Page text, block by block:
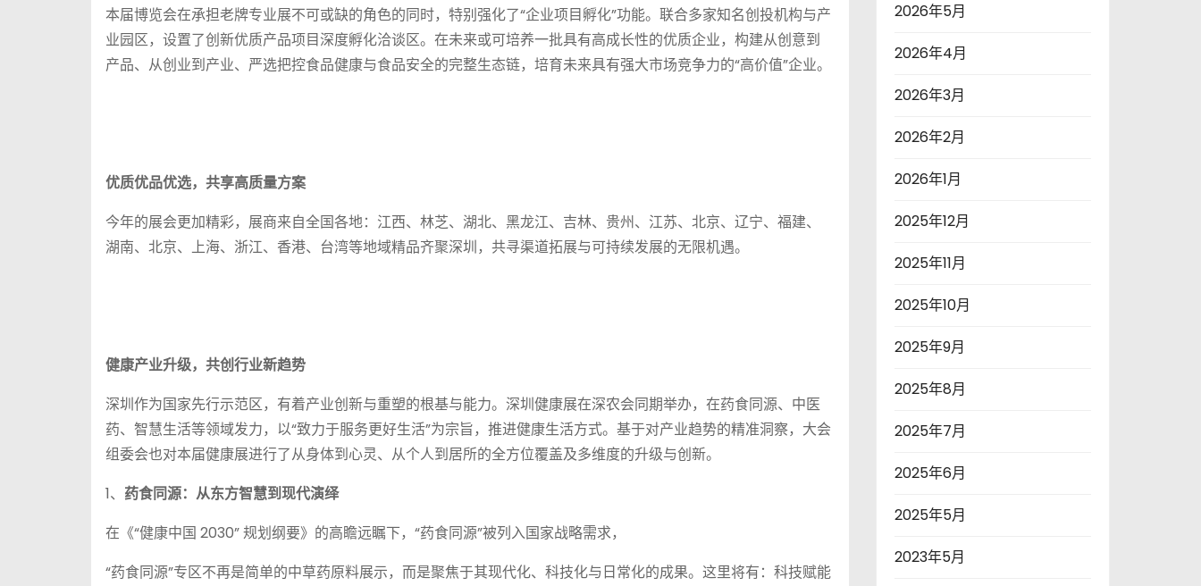
本届博览会在承担老牌专业展不可或缺的角色的同时，特别强化了“企业项目孵化”功能。联合多家知名创投机构与产
业园区，设置了创新优质产品项目深度孵化洽谈区。在未来或可培养一批具有高成长性的优质企业，构建从创意到
产品、从创业到产业、严选把控食品健康与食品安全的完整生态链，培育未来具有强大市场竞争力的“高价值”企业。
优质优品优选，共享高质量方案
今年的展会更加精彩，展商来自全国各地：江西、林芝、湖北、黑龙江、吉林、贵州、江苏、北京、辽宁、福建、
湖南、北京、上海、浙江、香港、台湾等地域精品齐聚深圳，共寻渠道拓展与可持续发展的无限机遇。
健康产业升级，共创行业新趋势
深圳作为国家先行示范区，有着产业创新与重塑的根基与能力。深圳健康展在深农会同期举办，在药食同源、中医
药、智慧生活等领域发力，以“致力于服务更好生活”为宗旨，推进健康生活方式。基于对产业趋势的精准洞察，大会
组委会也对本届健康展进行了从身体到心灵、从个人到居所的全方位覆盖及多维度的升级与创新。
1、 药食同源：从东方智慧到现代演绎
在《“健康中国 2030” 规划纲要》的高瞻远瞩下，“药食同源”被列入国家战略需求，
“药食同源”专区不再是简单的中草药原料展示，而是聚焦于其现代化、科技化与日常化的成果。这里将有：科技赋能
2026年5月
2026年4月
2026年3月
2026年2月
2026年1月
2025年12月
2025年11月
2025年10月
2025年9月
2025年8月
2025年7月
2025年6月
2025年5月
2023年5月